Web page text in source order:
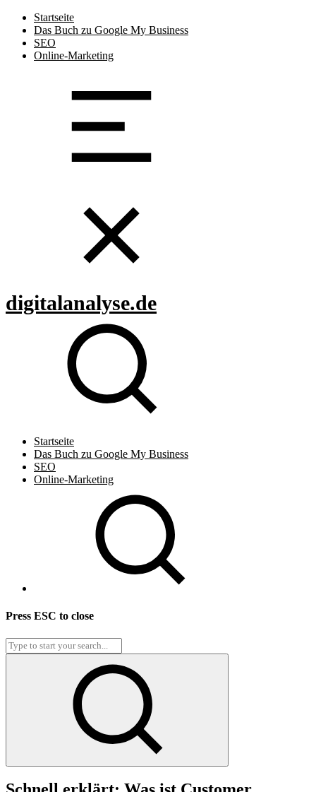
Startseite
Das Buch zu Google My Business
SEO
Online-Marketing
digitalanalyse.de
Startseite
Das Buch zu Google My Business
SEO
Online-Marketing
Press ESC to close